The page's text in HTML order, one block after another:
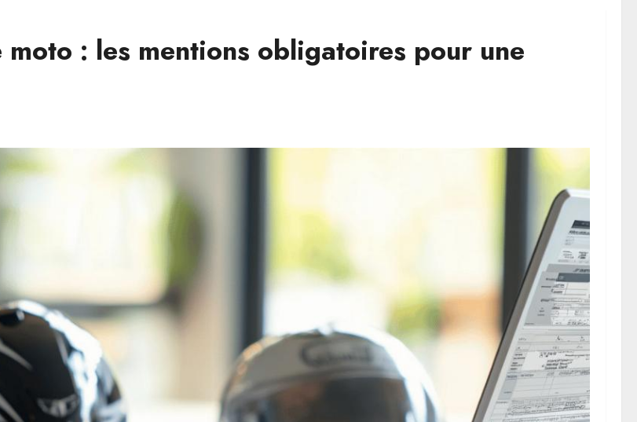
: les mentions obligatoires pour une